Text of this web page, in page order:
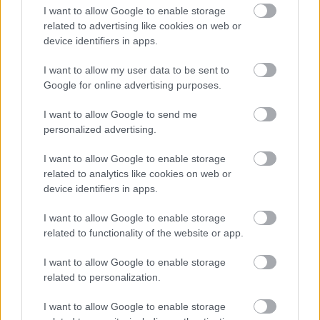
I want to allow Google to enable storage
related to advertising like cookies on web or
device identifiers in apps.
I want to allow my user data to be sent to
Google for online advertising purposes.
I want to allow Google to send me
personalized advertising.
I want to allow Google to enable storage
related to analytics like cookies on web or
device identifiers in apps.
I want to allow Google to enable storage
related to functionality of the website or app.
I want to allow Google to enable storage
related to personalization.
I want to allow Google to enable storage
Jarosław > Klasa B Przeworsk - sytuacja w tabeli
Przed meczami 26. kolejki - Jarosław > Klasa B Przeworsk gospodarze
(Błękitni Wierzbna) zajmują4. miejsce
Poniżej znajdziesz także ostatnie mecze obu drużyn oraz statystyki
bramkowe.
Błękitni Wierzbna vs. Wisłok Świętoniowa - relacja, wynik na żywo,
transmisja
Wynik meczu Błękitni Wierzbna - Wisłok Świętoniowa znajdziesz na naszej
stronie zaraz po jego zakończeniu. Jeżeli szukasz informacji meczowych,
zajrzyj tutaj:Błękitni Wierzbna vs. Wisłok Świętoniowa - wynik,
składy, strzelcy
Jeżeli w internecie lub TV dostępna jest
albo innych spotkań
Jarosław > Klasa B Przeworsk na pewno znajdziesz takie informacje na
naszym portalu. Możliwe jednak, że nigdzie nie pojawi się stream online z
Asseco Resovia| Developres Rzeszów |ITA TOOLS Stal Mielec